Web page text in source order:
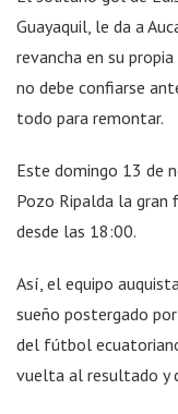
Guayaquil, le da a
revancha en su
no debe confiarse
todo para remontar.
Este domingo 13 de
Pozo Ripalda la gran
desde las 18:00.
Así, el equipo
sueño postergado
del fútbol
vuelta al resultado y